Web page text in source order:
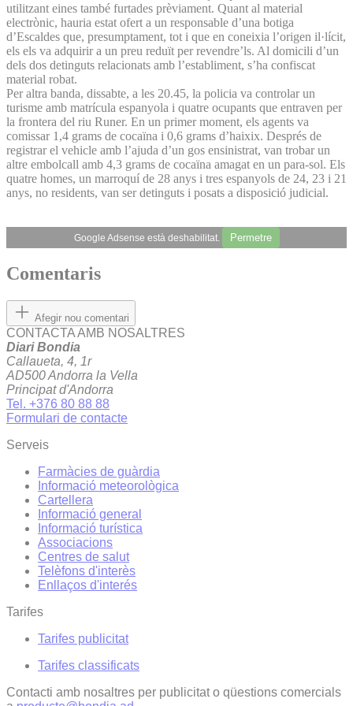
utilitzant eines també furtades prèviament. Quant al material
electrònic, hauria estat ofert a un responsable d’una botiga
d’Escaldes que, presumptament, tot i que en coneixia l’origen il·lícit,
els els va adquirir a un preu reduït per revendre’ls. Al domicili d’un
dels dos detinguts relacionats amb l’establiment, s’ha confiscat
material robat.
Per altra banda, dissabte, a les 20.45, la policia va controlar un
turisme amb matrícula espanyola i quatre ocupants que entraven per
la frontera del riu Runer. En un primer moment, els agents va
comissar 1,4 grams de cocaïna i 0,6 grams d’haixix. Després de
registrar el vehicle amb l’ajuda d’un gos ensinistrat, van trobar un
altre embolcall amb 4,3 grams de cocaïna amagat en un para-sol. Els
quatre homes, un marroquí de 28 anys i tres espanyols de 24, 23 i 21
anys, no residents, van ser detinguts i posats a disposició judicial.
Google Adsense està deshabilitat. Permetre
Comentaris
Afegir nou comentari
CONTACTA AMB NOSALTRES
Diari Bondia
Callaueta, 4, 1r
AD500 Andorra la Vella
Principat d'Andorra
Tel. +376 80 88 88
Formulari de contacte
Serveis
Farmàcies de guàrdia
Informació meteorològica
Cartellera
Informació general
Informació turística
Associacions
Centres de salut
Telèfons d'interès
Enllaços d'interés
Tarifes
Tarifes publicitat
Tarifes classificats
Contacti amb nosaltres per publicitat o qüestions comercials